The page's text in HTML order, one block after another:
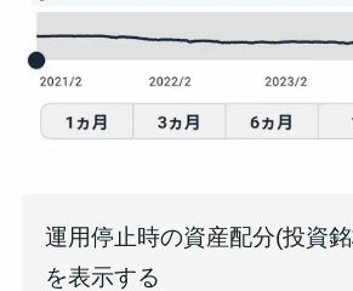
運用停止時の資産配分(投資
を表示する